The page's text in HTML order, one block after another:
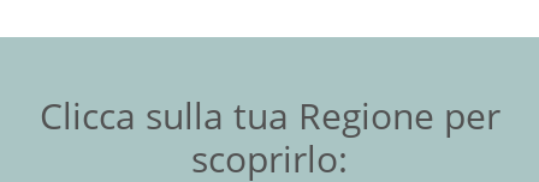
Clicca sulla tua Regione per
scoprirlo: